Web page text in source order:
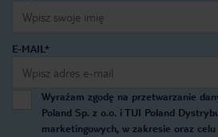
E-MAIL*
Wyrażam zgodę na przetwarzanie
Poland Sp. z o.o. i TUI Poland
marketingowych, w zakresie oraz